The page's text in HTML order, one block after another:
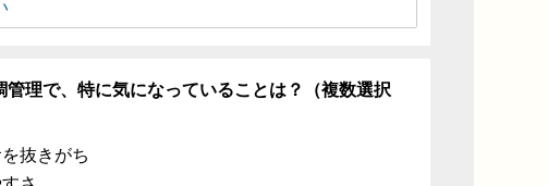
管理で、特に気になっていることは？（複数選択
抜きがち